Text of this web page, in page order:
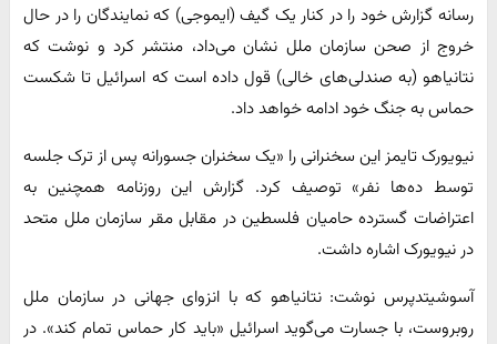
رسانه گزارش خود را در کنار یک گیف (ایموجی) که نمایندگان را در حال
خروج از صحن سازمان ملل نشان می‌داد، منتشر کرد و نوشت که
نتانیاهو (به صندلی‌های خالی) قول داده است که اسرائیل تا شکست
حماس به جنگ خود ادامه خواهد داد.
نیویورک تایمز این سخنرانی را «یک سخنران جسورانه پس از ترک جلسه
توسط ده‌ها نفر» توصیف کرد. گزارش این روزنامه همچنین به
اعتراضات گسترده حامیان فلسطین در مقابل مقر سازمان ملل متحد
در نیویورک اشاره داشت.
آسوشیتدپرس نوشت: نتانیاهو که با انزوای جهانی در سازمان ملل
روبروست، با جسارت می‌گوید اسرائیل «باید کار حماس تمام کند». در